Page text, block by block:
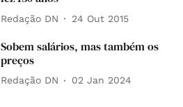
Redação DN 24 Out 2015
Sobem salários, mas também os
preços
Redação DN 02 Jan 2024